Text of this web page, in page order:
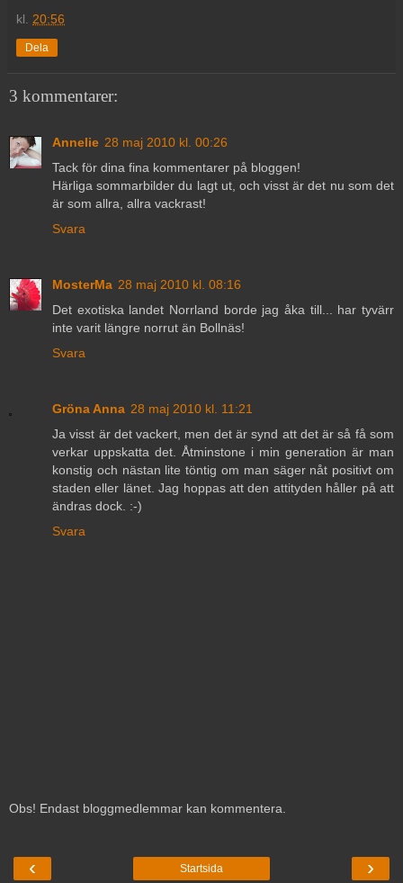
kl. 20:56
Dela
3 kommentarer:
Annelie 28 maj 2010 kl. 00:26
Tack för dina fina kommentarer på bloggen!
Härliga sommarbilder du lagt ut, och visst är det nu som det
är som allra, allra vackrast!
Svara
MosterMa 28 maj 2010 kl. 08:16
Det exotiska landet Norrland borde jag åka till... har tyvärr
inte varit längre norrut än Bollnäs!
Svara
Gröna Anna 28 maj 2010 kl. 11:21
Ja visst är det vackert, men det är synd att det är så få som
verkar uppskatta det. Åtminstone i min generation är man
konstig och nästan lite töntig om man säger nåt positivt om
staden eller länet. Jag hoppas att den attityden håller på att
ändras dock. :-)
Svara
Obs! Endast bloggmedlemmar kan kommentera.
‹ ›
Startsida